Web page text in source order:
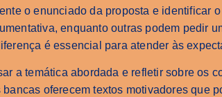
o enunciado da proposta e identificar
enquanto outras podem pedir
é essencial para atender às
a temática abordada e refletir sobre os
oferecem textos motivadores que